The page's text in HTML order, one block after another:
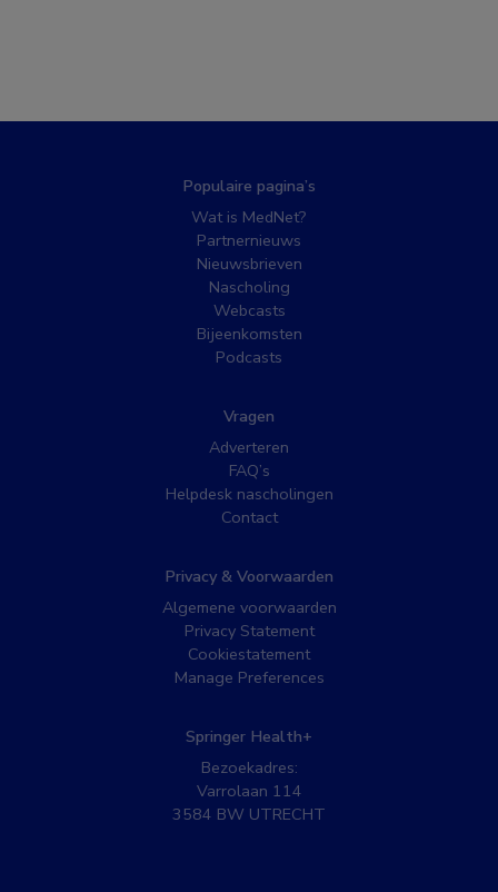
Populaire pagina’s
Wat is MedNet?
Partnernieuws
Nieuwsbrieven
Nascholing
Webcasts
Bijeenkomsten
Podcasts
Vragen
Adverteren
FAQ’s
Helpdesk nascholingen
Contact
Privacy & Voorwaarden
Algemene voorwaarden
Privacy Statement
Cookiestatement
Manage Preferences
Springer Health+
Bezoekadres:
Varrolaan 114
3584 BW UTRECHT